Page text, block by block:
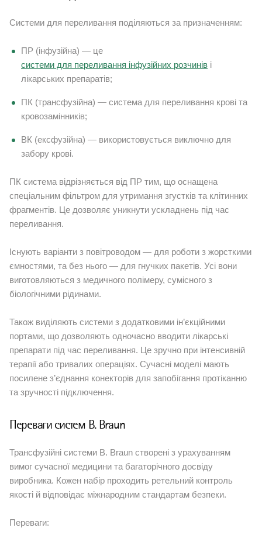
Системи для переливання поділяються за призначенням:
ПР (інфузійна) — це
системи для переливання інфузійних розчинів і
лікарських препаратів;
ПК (трансфузійна) — система для переливання крові та
кровозамінників;
ВК (ексфузійна) — використовується виключно для
забору крові.
ПК система відрізняється від ПР тим, що оснащена
спеціальним фільтром для утримання згустків та клітинних
фрагментів. Це дозволяє уникнути ускладнень під час
переливання.
Існують варіанти з повітроводом — для роботи з жорсткими
ємностями, та без нього — для гнучких пакетів. Усі вони
виготовляються з медичного полімеру, сумісного з
біологічними рідинами.
Також виділяють системи з додатковими ін’єкційними
портами, що дозволяють одночасно вводити лікарські
препарати під час переливання. Це зручно при інтенсивній
терапії або тривалих операціях. Сучасні моделі мають
посилене з’єднання конекторів для запобігання протіканню
та зручності підключення.
Переваги систем B. Braun
Трансфузійні системи B. Braun створені з урахуванням
вимог сучасної медицини та багаторічного досвіду
виробника. Кожен набір проходить ретельний контроль
якості й відповідає міжнародним стандартам безпеки.
Переваги: